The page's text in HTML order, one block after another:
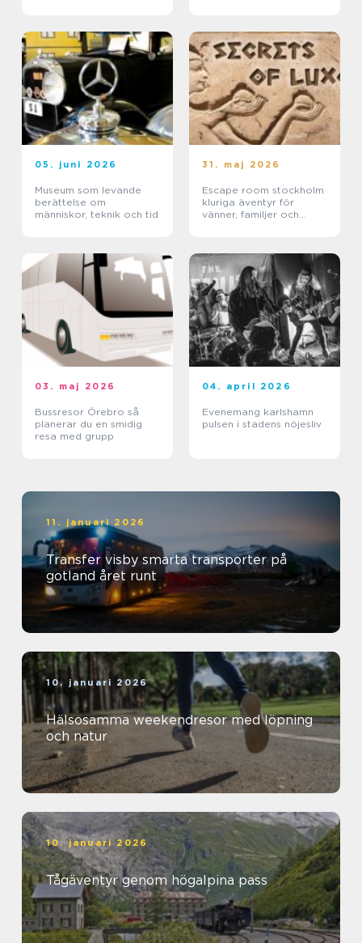
05. juni 2026
Museum som levande
berättelse om
människor, teknik och tid
31. maj 2026
Escape room stockholm
kluriga äventyr för
vänner, familjer och
03. maj 2026
Bussresor Örebro så
planerar du en smidig
resa med grupp
04. april 2026
Evenemang karlshamn
pulsen i stadens nöjesliv
11. januari 2026
Transfer visby smarta transporter på
gotland året runt
10. januari 2026
Hälsosamma weekendresor med löpning
och natur
10. januari 2026
Tågäventyr genom högalpina pass